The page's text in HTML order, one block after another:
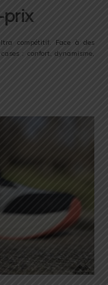
prix
compétitif. Face à des
: confort, dynamisme,